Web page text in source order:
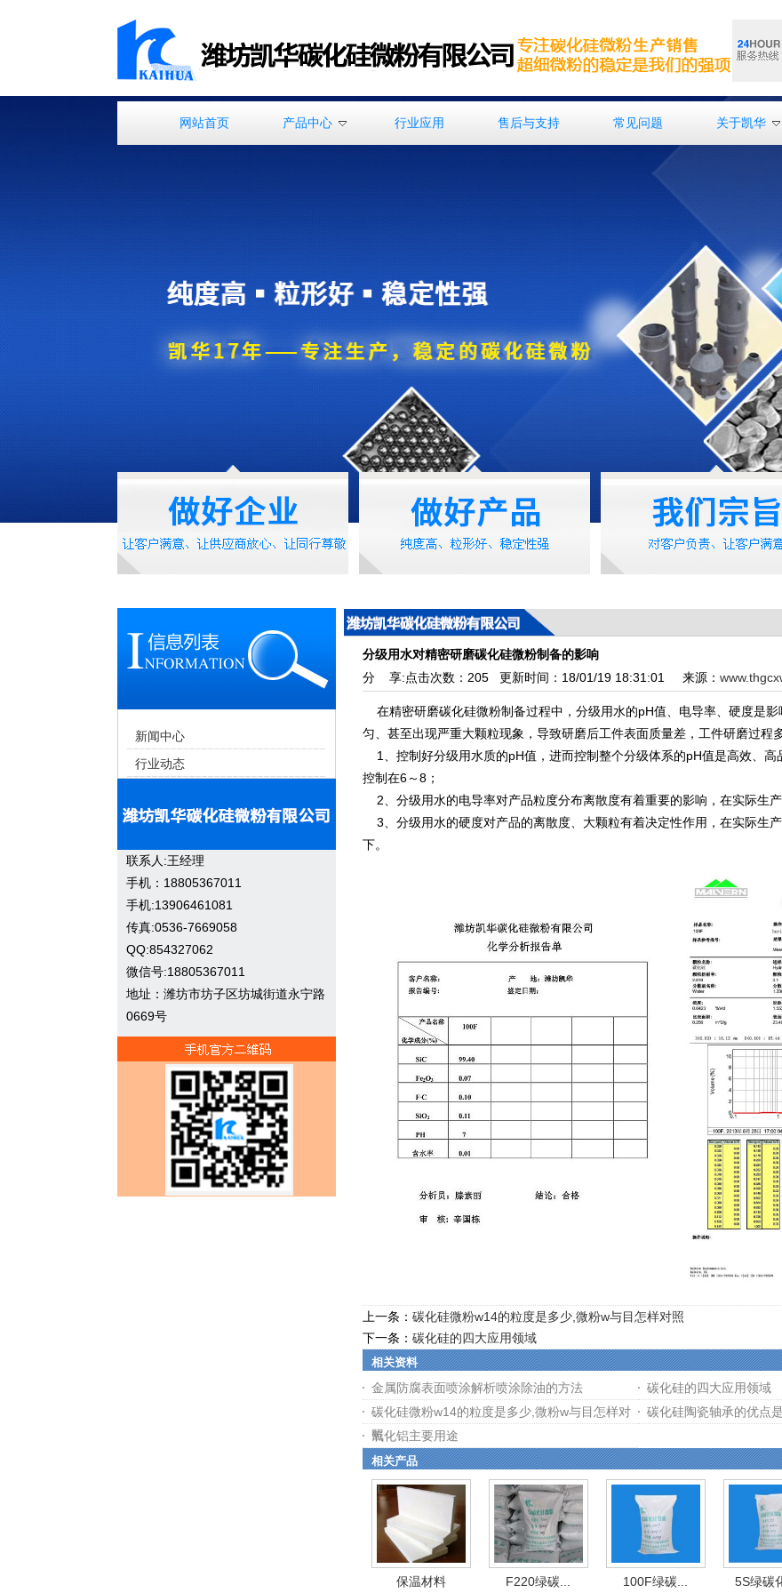
网站首页 产品中心 行业应用 售后与支持 常见问题 关于凯华
分级用水对精密研磨碳化硅微粉制备的影响
点击次数： 205更新时间：18/01/19 18:31:01 来源：
分 享:
在精密研磨碳化硅微粉制备过程中，分级用水的pH值、电导率、硬度是
匀、甚至出现严重大颗粒现象，导致研磨后工件表面质量差，工件研磨过程
1、控制好分级用水质的pH值，进而控制整个分级体系的pH值是高效、高
控制在6～8；
2、分级用水的电导率对产品粒度分布离散度有着重要的影响，在实际生
3、分级用水的硬度对产品的离散度、大颗粒有着决定性作用，在实际生
下。
上一条： 碳化硅微粉w14的粒度是多少,微粉w与目怎样对照
下一条： 碳化硅的四大应用领域
相关资料
金属防腐表面喷涂解析喷涂除油的方法
碳化硅的四大应用领域
碳化硅微粉w14的粒度是多少,微粉w与目怎样对
照
碳化硅陶瓷轴承的优点
氧化铝主要用途
相关产品
保温材料 F220绿碳... 100F绿碳... 5S绿碳
新闻中心
行业动态
联系人:王经理
手机：18805367011
手机:13906461081
传真:0536-7669058
QQ:854327062
微信号:18805367011
地址：潍坊市坊子区坊城街道永宁路
0669号